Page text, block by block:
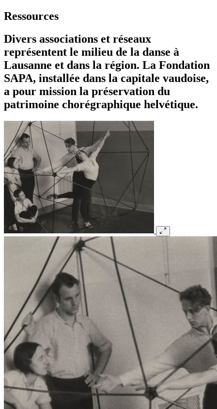
Ressources
Divers associations et réseaux
représentent le milieu de la danse à
Lausanne et dans la région. La Fondation
SAPA, installée dans la capitale vaudoise,
a pour mission la préservation du
patrimoine chorégraphique helvétique.